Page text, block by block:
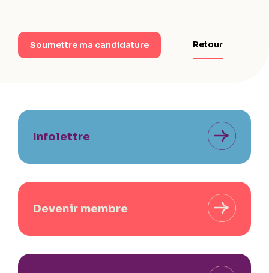
Soumettre ma candidature Retour
Infolettre
Devenir membre